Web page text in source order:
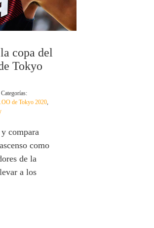
copa del
Tokyo
Categorías:
de Tokyo 2020,
compara
como
de la
a los